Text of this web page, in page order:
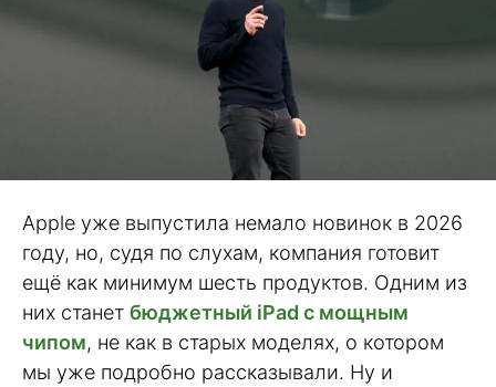
Apple уже выпустила немало новинок в 2026
году, но, судя по слухам, компания готовит
ещё как минимум шесть продуктов. Одним из
них станет бюджетный iPad с мощным
чипом, не как в старых моделях, о котором
мы уже подробно рассказывали. Ну и